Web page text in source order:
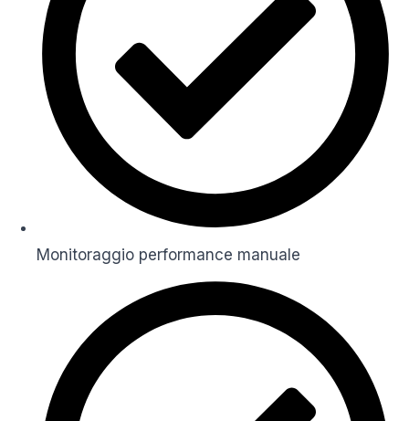
Monitoraggio performance manuale